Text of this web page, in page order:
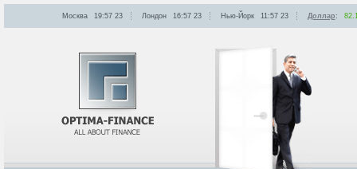
Москва 19:57: 23 Лондон 16:57: 23 Нью-Йорк 11:57: 23 Доллар: